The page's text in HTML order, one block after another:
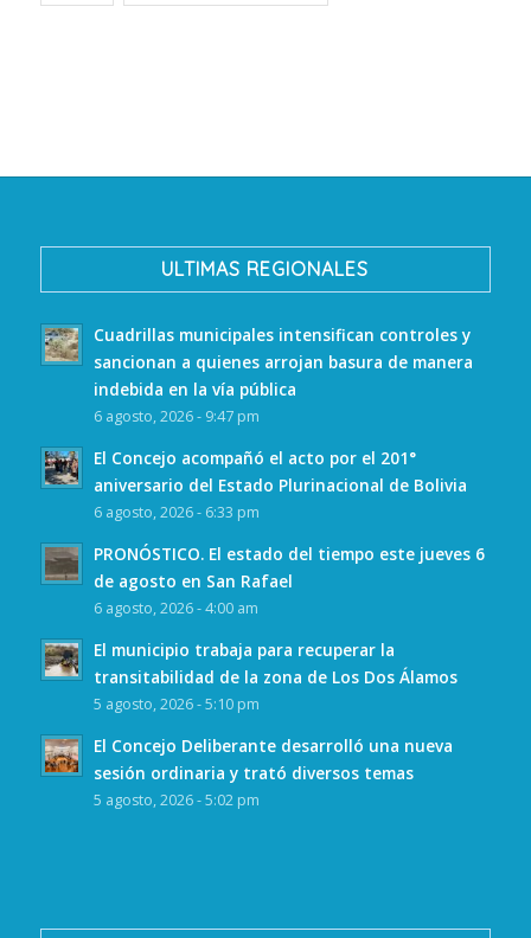
ULTIMAS REGIONALES
Cuadrillas municipales intensifican controles y
sancionan a quienes arrojan basura de manera
indebida en la vía pública
6 agosto, 2026 - 9:47 pm
El Concejo acompañó el acto por el 201°
aniversario del Estado Plurinacional de Bolivia
6 agosto, 2026 - 6:33 pm
PRONÓSTICO. El estado del tiempo este jueves 6
de agosto en San Rafael
6 agosto, 2026 - 4:00 am
El municipio trabaja para recuperar la
transitabilidad de la zona de Los Dos Álamos
5 agosto, 2026 - 5:10 pm
El Concejo Deliberante desarrolló una nueva
sesión ordinaria y trató diversos temas
5 agosto, 2026 - 5:02 pm